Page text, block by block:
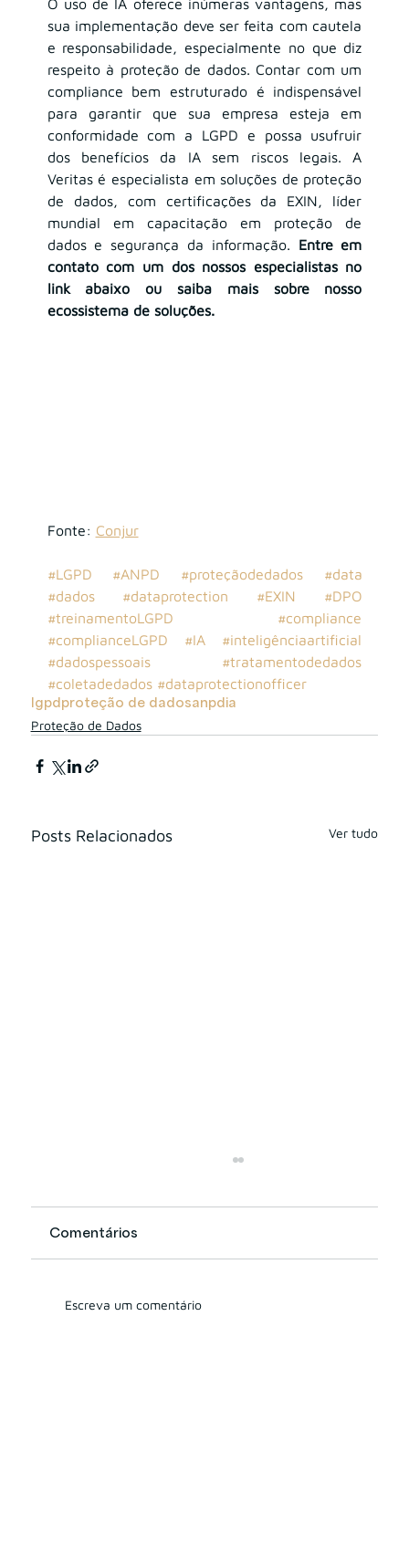
O uso de IA oferece inúmeras vantagens, mas
sua implementação deve ser feita com cautela
e responsabilidade, especialmente no que diz
respeito à proteção de dados. Contar com um
compliance bem estruturado é indispensável
para garantir que sua empresa esteja em
conformidade com a LGPD e possa usufruir
dos benefícios da IA sem riscos legais. A
Veritas é especialista em soluções de proteção
de dados, com certificações da EXIN, líder
mundial em capacitação em proteção de
dados e segurança da informação. Entre em
contato com um dos nossos especialistas no
link abaixo ou saiba mais sobre nosso
ecossistema de soluções.
Fonte: Conjur
#LGPD #ANPD #proteçãodedados
#data
#dados
#dataprotection #EXIN
#DPO
#treinamentoLGPD
#compliance
#complianceLGPD
#IA
#inteligênciaartificial
#dadospessoais
#tratamentodedados
#coletadedados #dataprotectionofficer
lgpdproteção de dadosanpdia
Proteção de Dados
Posts Relacionados Ver tudo
Comentários
Escreva um comentário